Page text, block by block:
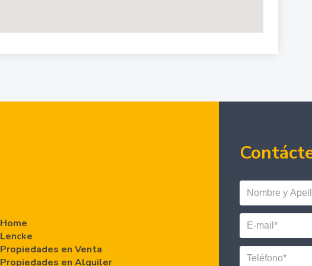
Home
Lencke
Propiedades en Venta
Propiedades en Alquiler